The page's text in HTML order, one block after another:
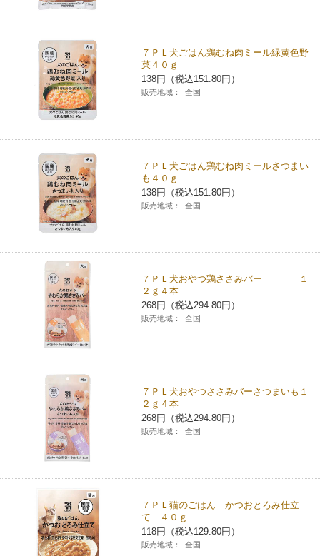
７ＰＬ犬ごはん鶏むね肉ミール緑黄色野
菜４０ｇ
138円（税込151.80円）
販売地域： 全国
７ＰＬ犬ごはん鶏むね肉ミールさつまい
も４０ｇ
138円（税込151.80円）
販売地域： 全国
７ＰＬ犬おやつ鶏ささみバー １
２ｇ４本
268円（税込294.80円）
販売地域： 全国
７ＰＬ犬おやつささみバーさつまいも１
２ｇ４本
268円（税込294.80円）
販売地域： 全国
７ＰＬ猫のごはん かつおとろみ仕立
て ４０ｇ
118円（税込129.80円）
販売地域： 全国